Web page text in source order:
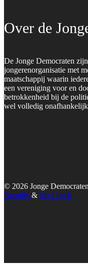
Over de
De Jonge Democraten
jongerenorganisatie met
maatschappij waarin
een vereniging voor en
betrokkenheid bij de
wel volledig
© 2026 Jonge
Brendly & Mad Pack